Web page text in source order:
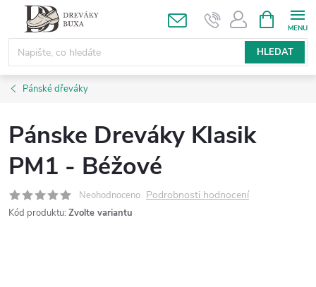
obsah
HLEDAT
NÁKUPNÍ
KOŠÍK
Pánské dřeváky
Pánske Dreváky Klasik
PM1 - Béžové
Neohodnoceno Podrobnosti hodnocení
Kód produktu: Zvolte variantu